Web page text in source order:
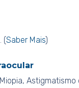
(Saber Mais)
Astigmatismo